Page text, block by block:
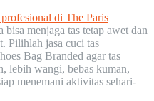
di The Paris
bisa menjaga tas tetap awet dan
Pilihlah jasa cuci tas
Bag Branded agar tas
lebih wangi, bebas kuman,
menemani aktivitas sehari-